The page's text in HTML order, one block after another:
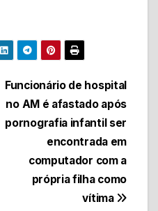
Funcionário de hospital
no AM é afastado após
pornografia infantil ser
encontrada em
computador com a
própria filha como
vítima